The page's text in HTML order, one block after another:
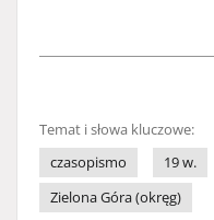
Temat i słowa kluczowe:
czasopismo
19 w.
Zielona Góra (okręg)